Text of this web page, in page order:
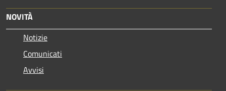
NOVITÀ
Notizie
Comunicati
Avvisi